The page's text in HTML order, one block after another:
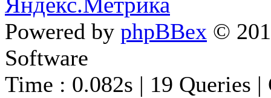
Powered by phpBBex ©
Software
Time : 0.082s | 19 Queries